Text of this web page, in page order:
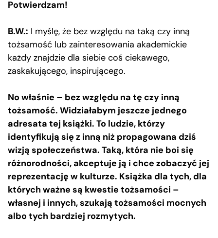
Potwierdzam!
B.W.: I myślę, że bez względu na taką czy inną
tożsamość lub zainteresowania akademickie
każdy znajdzie dla siebie coś ciekawego,
zaskakującego, inspirującego.
No właśnie – bez względu na tę czy inną
tożsamość. Widziałabym jeszcze jednego
adresata tej książki. To ludzie, którzy
identyfikują się z inną niż propagowana dziś
wizją społeczeństwa. Taką, która nie boi się
różnorodności, akceptuje ją i chce zobaczyć jej
reprezentację w kulturze. Książka dla tych, dla
których ważne są kwestie tożsamości –
własnej i innych, szukają tożsamości mocnych
albo tych bardziej rozmytych.